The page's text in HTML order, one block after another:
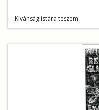
Kívánságlistára teszem